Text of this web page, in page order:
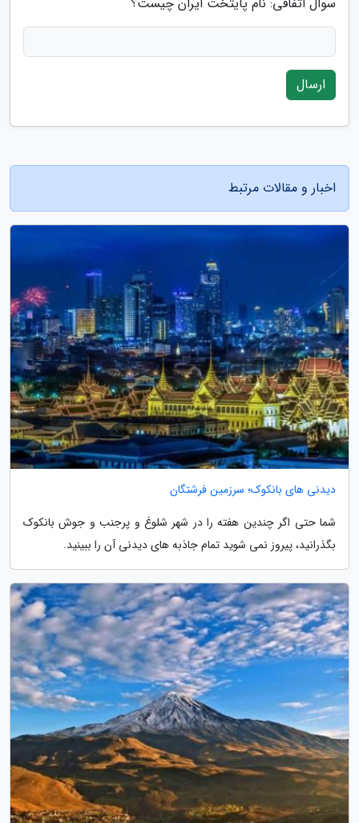
ارسال
اخبار و مقالات مرتبط
دیدنی های بانکوک؛ سرزمین فرشتگان
شما حتی اگر چندین هفته را در شهر شلوغ و پرجنب و جوش بانکوک
بگذرانید، پیروز نمی شوید تمام جاذبه های دیدنی آن را ببینید.